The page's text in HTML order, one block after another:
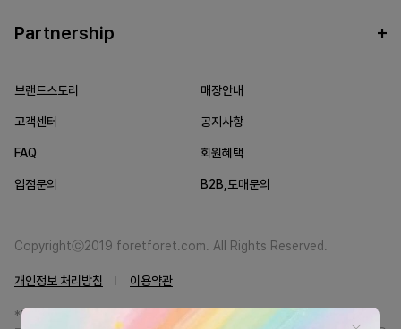
Partnership
브랜드스토리 매장안내
고객센터 공지사항
FAQ 회원혜택
입점문의 B2B,도매문의
Copyrightⓒ2019 foretforet.com. All Rights Reserved.
개인정보 처리방침 이용약관
*FORETFORET에서는 브랜드 본사와의 직거래를 통한 정품만을 취급합니